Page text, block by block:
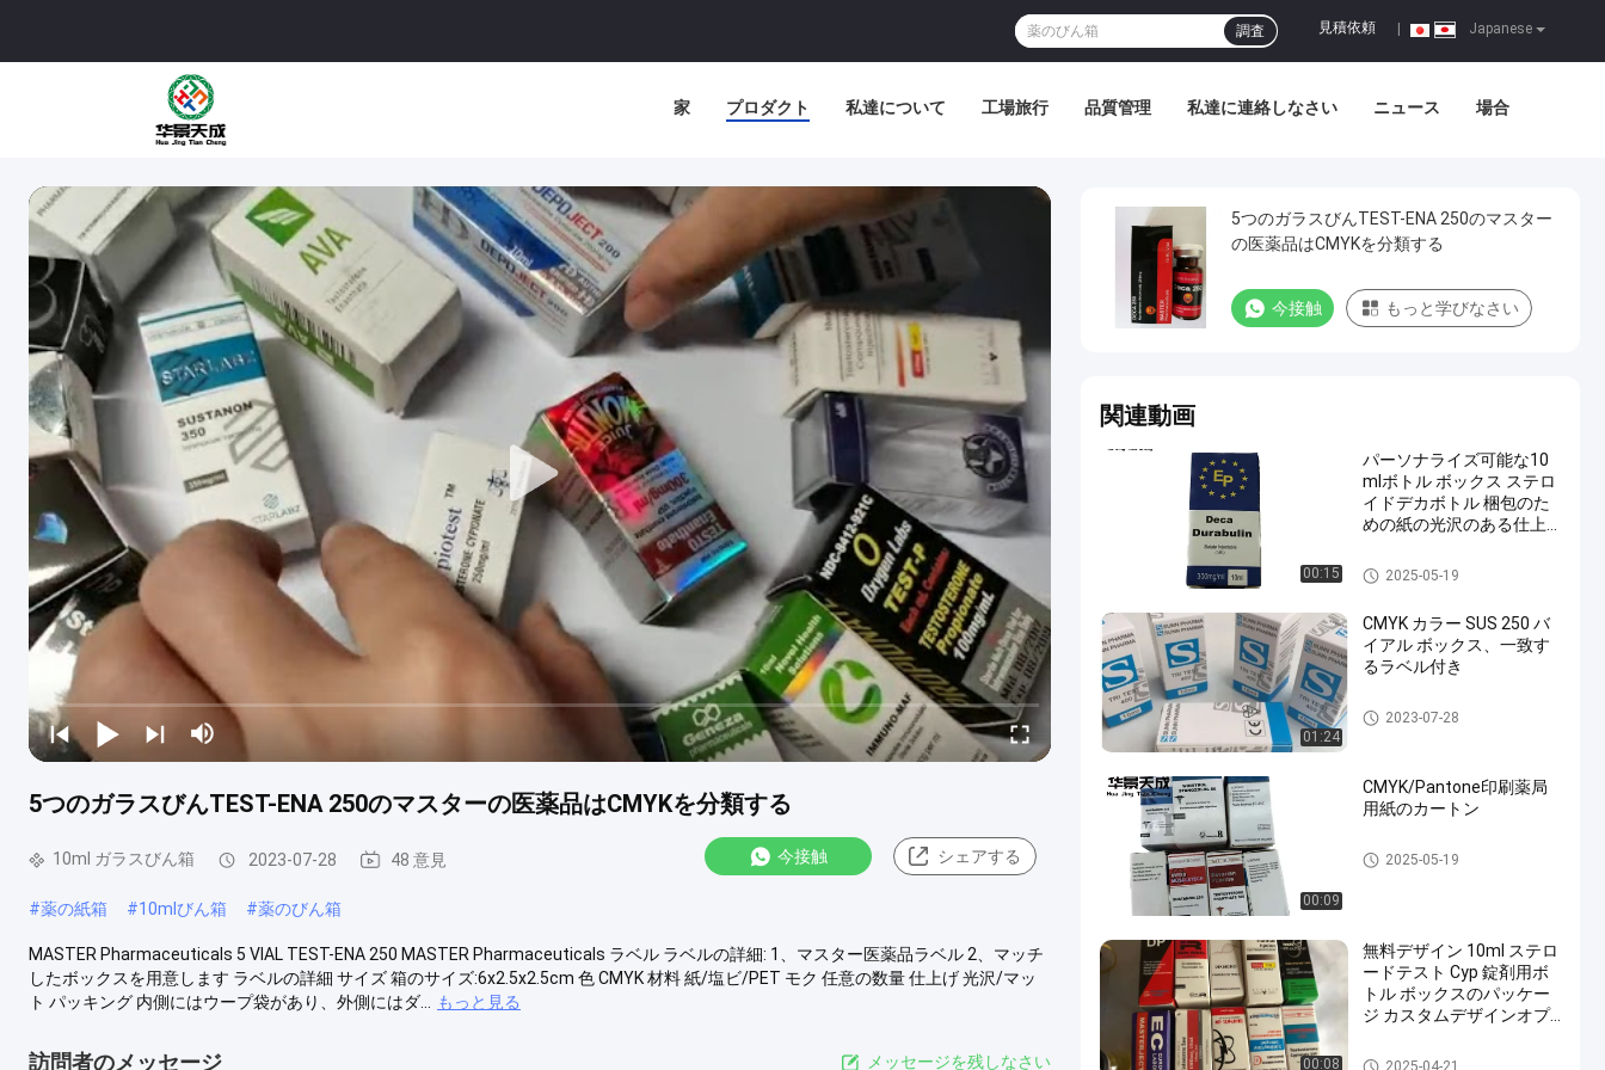
Japanese
見積依頼
調査
家 プロダクト 私達について 工場旅行 品質管理 私達に連絡しなさい ニュース 場合
5つのガラスびんTEST-ENA 250のマスターの医薬品はCMYKを分類する
10ml ガラスびん箱 2023-07-28 48 意見 今接触 シェアする
#薬の紙箱 #10mlびん箱 #薬のびん箱
MASTER Pharmaceuticals 5 VIAL TEST-ENA 250 MASTER Pharmaceuticals ラベル ラベルの詳細: 1、マスター医薬品ラベル 2、マッチ
したボックスを用意します ラベルの詳細 サイズ 箱のサイズ:6x2.5x2.5cm 色 CMYK 材料 紙/塩ビ/PET モク 任意の数量 仕上げ 光沢/マッ
ト パッキング 内側にはウープ袋があり、外側にはダ...
もっと見る
訪問者のメッセージ メッセージを残しなさい
5つのガラスびんTEST-ENA 250のマスター
の医薬品はCMYKを分類する
今接触 もっと学びなさい
関連動画
00:15
パーソナライズ可能な10
mlボトル ボックス ステロ
イドデカボトル 梱包のた
めの紙の光沢のある仕上
10ml ガラスびん箱
2025-05-19
01:24
CMYK カラー SUS 250 バ
イアル ボックス、一致す
るラベル付き
10ml ガラスびん箱
2023-07-28
00:09
CMYK/Pantone印刷薬局
用紙のカートン
10ml ガラスびん箱
2025-05-19
00:08
無料デザイン 10ml ステロ
ードテスト Cyp 錠剤用ボ
トル ボックスのパッケー
ジ カスタムデザインオプ
10ml ガラスびん箱
2025-04-21